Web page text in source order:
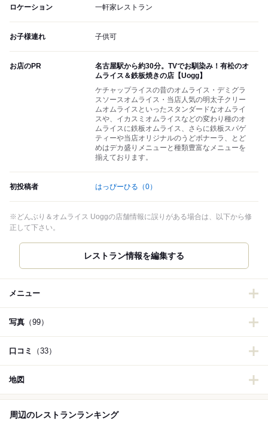
ロケーション 一軒家レストラン
お子様連れ 子供可
お店のPR
名古屋駅から約30分。TVでお馴染み！有松のオ
ムライス＆鉄板焼きの店【Uogg】
ケチャップライスの昔のオムライス・デミグラ
スソースオムライス・当店人気の明太子クリー
ムオムライスといったスタンダードなオムライ
スや、イカスミオムライスなどの変わり種のオ
ムライスに鉄板オムライス、さらに鉄板スパゲ
ティーや当店オリジナルのうどボナーラ、とど
めはデカ盛りメニューと種類豊富なメニューを
揃えております。
初投稿者 はっぴーひる （0）
※どんぶり＆オムライス Uoggの店舗情報に誤りがある場合は、以下から修
正して下さい。
メニュー
写真 （99）
口コミ （33）
地図
周辺のレストランランキング